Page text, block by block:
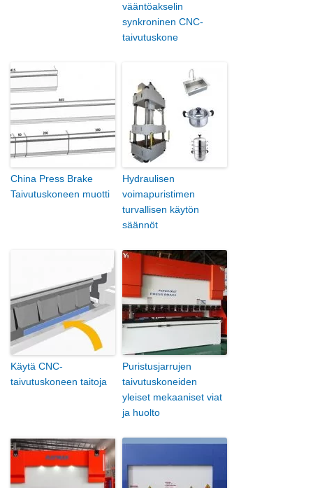
vääntöakselin
synkroninen CNC-
taivutuskone
China Press Brake
Taivutuskoneen muotti
Hydraulisen
voimapuristimen
turvallisen käytön
säännöt
Käytä CNC-
taivutuskoneen taitoja
Puristusjarrujen
taivutuskoneiden
yleiset mekaaniset viat
ja huolto